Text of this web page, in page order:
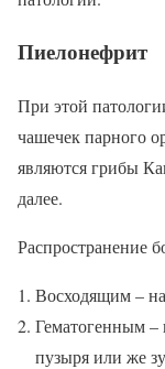
Пиелонефрит
При этой
чашечек парного
являются грибы
далее.
Распространение
Восходящим –
Гематогенным –
пузыря или же